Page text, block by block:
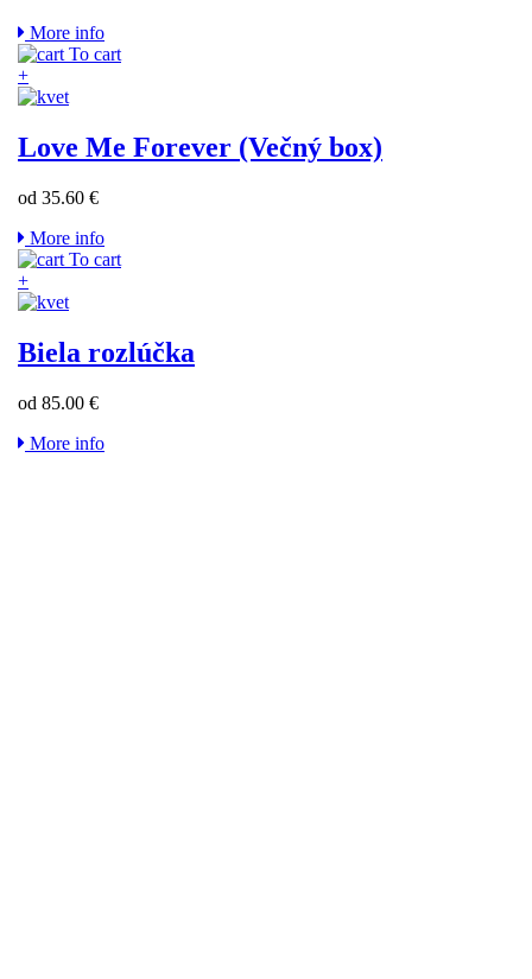
More info
To cart
+
Love Me Forever (Večný box)
od 35.60 €
More info
To cart
+
Biela rozlúčka
od 85.00 €
More info